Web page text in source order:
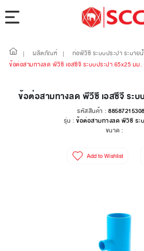
| ผลิตภัณฑ์ | ท่อพีวีซี ระบบประปา ระบาย
ข้อต่อสามทางลด พีวีซี เอสซีจี ระบบประปา 65x25 มม.
ข้อต่อสามทางลด พีวีซี เอสซีจี ระบ
รหัสสินค้า :
รุ่น : ข้อต่อสามทางลด พีวีซี ระ
ขนาด :
Add to Wishlist